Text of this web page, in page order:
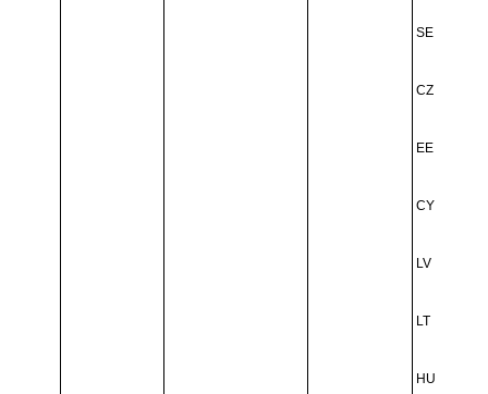
SE
CZ
EE
CY
LV
LT
HU